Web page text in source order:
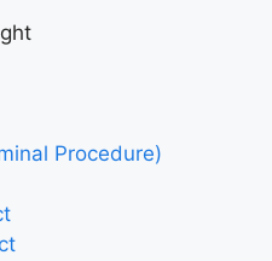
Procedure)